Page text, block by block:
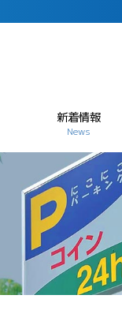
新着情報
News